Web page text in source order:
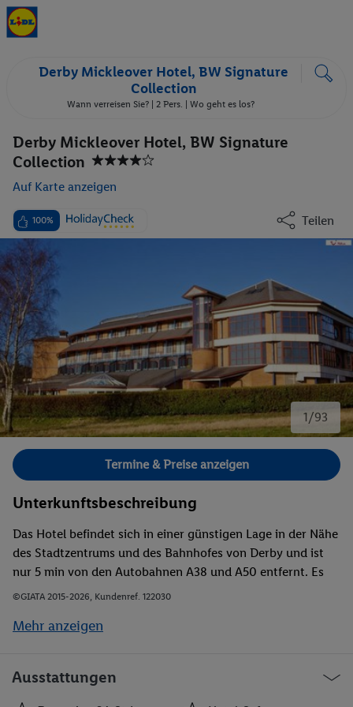
Derby Mickleover Hotel, BW Signature
Collection
Wann verreisen Sie? | 2 Pers. | Wo geht es los?
Derby Mickleover Hotel, BW Signature
Collection
Auf Karte anzeigen
100% Teilen
1/93
Bild 1 von 93.
Termine & Preise anzeigen
Unterkunftsbeschreibung
Das Hotel befindet sich in einer günstigen Lage in der Nähe
des Stadtzentrums und des Bahnhofes von Derby und ist
nur 5 min von den Autobahnen A38 und A50 entfernt. Es
liegt in der Nähe des Themenparks Alton Towers und des
min während sich der Flughafen East Midlands nach ca. 30
©GIATA 2015-2026, Kundenref. 122030
Mehr anzeigen
Ausstattungen